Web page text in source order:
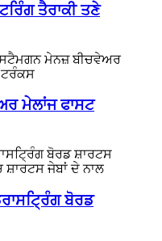
ਤੈਰਾਕੀ ਤਣੇ
ਮੇਲਾਂਜ ਫਾਸਟ
ਬੋਰਡ